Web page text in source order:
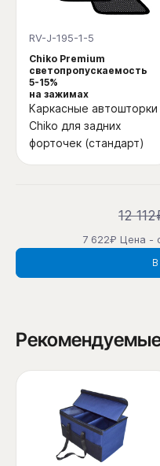
RV-J-195-1-5
Chiko Premium
светопропускаемость
5-15%
на зажимах
Каркасные автошторки
Chiko для задних
форточек (стандарт)
12
7 622₽ Цена -